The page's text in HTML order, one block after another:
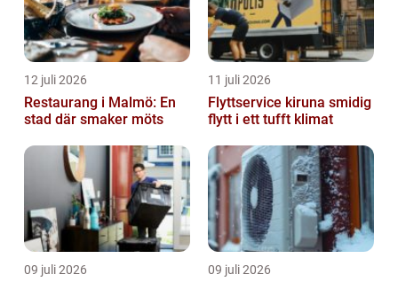
12 juli 2026
Restaurang i Malmö: En
stad där smaker möts
11 juli 2026
Flyttservice kiruna smidig
flytt i ett tufft klimat
09 juli 2026 09 juli 2026